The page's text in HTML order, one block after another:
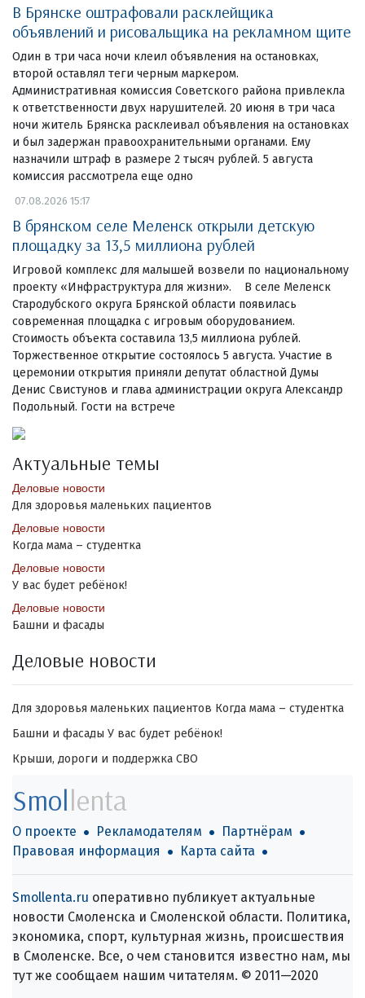
В Брянске оштрафовали расклейщика
объявлений и рисовальщика на рекламном щите
Один в три часа ночи клеил объявления на остановках,
второй оставлял теги черным маркером.
Административная комиссия Советского района привлекла
к ответственности двух нарушителей. 20 июня в три часа
ночи житель Брянска расклеивал объявления на остановках
и был задержан правоохранительными органами. Ему
назначили штраф в размере 2 тысяч рублей. 5 августа
комиссия рассмотрела еще одно
07.08.2026 15:17
В брянском селе Меленск открыли детскую
площадку за 13,5 миллиона рублей
Игровой комплекс для малышей возвели по национальному
проекту «Инфраструктура для жизни». В селе Меленск
Стародубского округа Брянской области появилась
современная площадка с игровым оборудованием.
Стоимость объекта составила 13,5 миллиона рублей.
Торжественное открытие состоялось 5 августа. Участие в
церемонии открытия приняли депутат областной Думы
Денис Свистунов и глава администрации округа Александр
Подольный. Гости на встрече
Актуальные темы
Деловые новости
Для здоровья маленьких пациентов
Деловые новости
Когда мама – студентка
Деловые новости
У вас будет ребёнок!
Деловые новости
Башни и фасады
Деловые новости
Для здоровья маленьких пациентов Когда мама – студентка
Башни и фасады У вас будет ребёнок!
Крыши, дороги и поддержка СВО
Smollenta
О проекте Рекламодателям
Партнёрам
Правовая информация
Карта сайта
Smollenta.ru оперативно публикует актуальные
новости Смоленска и Смоленской области. Политика,
экономика, спорт, культурная жизнь, происшествия
в Смоленске. Все, о чем становится известно нам, мы
тут же сообщаем нашим читателям. © 2011—2020